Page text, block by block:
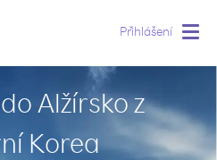
Přihlášení
Alžírsko z
Korea